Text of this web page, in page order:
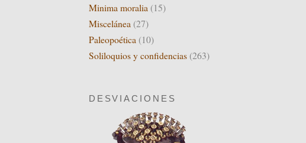
Minima moralia (15)
Miscelánea (27)
Paleopoética (10)
Soliloquios y confidencias (263)
DESVIACIONES